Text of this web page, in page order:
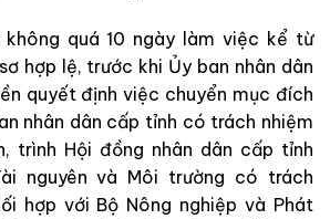
không quá 10 ngày làm việc kể từ
hợp lệ, trước khi Ủy ban nhân dân
quyết định việc chuyển mục đích
nhân dân cấp tỉnh có trách nhiệm
trình Hội đồng nhân dân cấp tỉnh
nguyên và Môi trường có trách
hợp với Bộ Nông nghiệp và Phát